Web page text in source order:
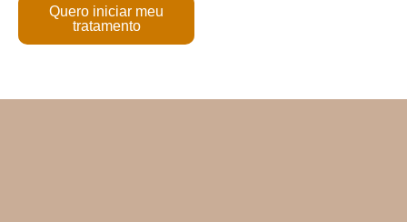
Quero iniciar meu
tratamento